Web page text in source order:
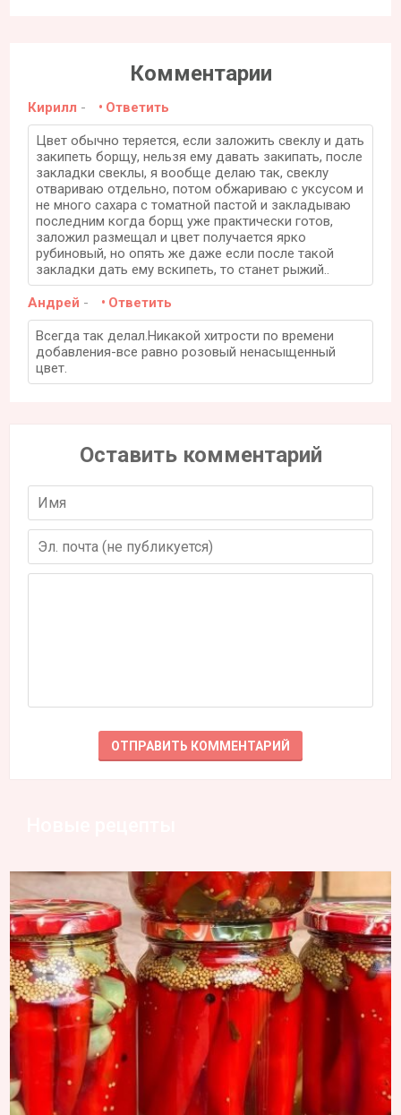
Комментарии
Кирилл - Ответить
Цвет обычно теряется, если заложить свеклу и дать
закипеть борщу, нельзя ему давать закипать, после
закладки свеклы, я вообще делаю так, свеклу
отвариваю отдельно, потом обжариваю с уксусом и
не много сахара с томатной пастой и закладываю
последним когда борщ уже практически готов,
заложил размещал и цвет получается ярко
рубиновый, но опять же даже если после такой
закладки дать ему вскипеть, то станет рыжий..
Андрей - Ответить
Всегда так делал.Никакой хитрости по времени
добавления-все равно розовый ненасыщенный
цвет.
Оставить комментарий